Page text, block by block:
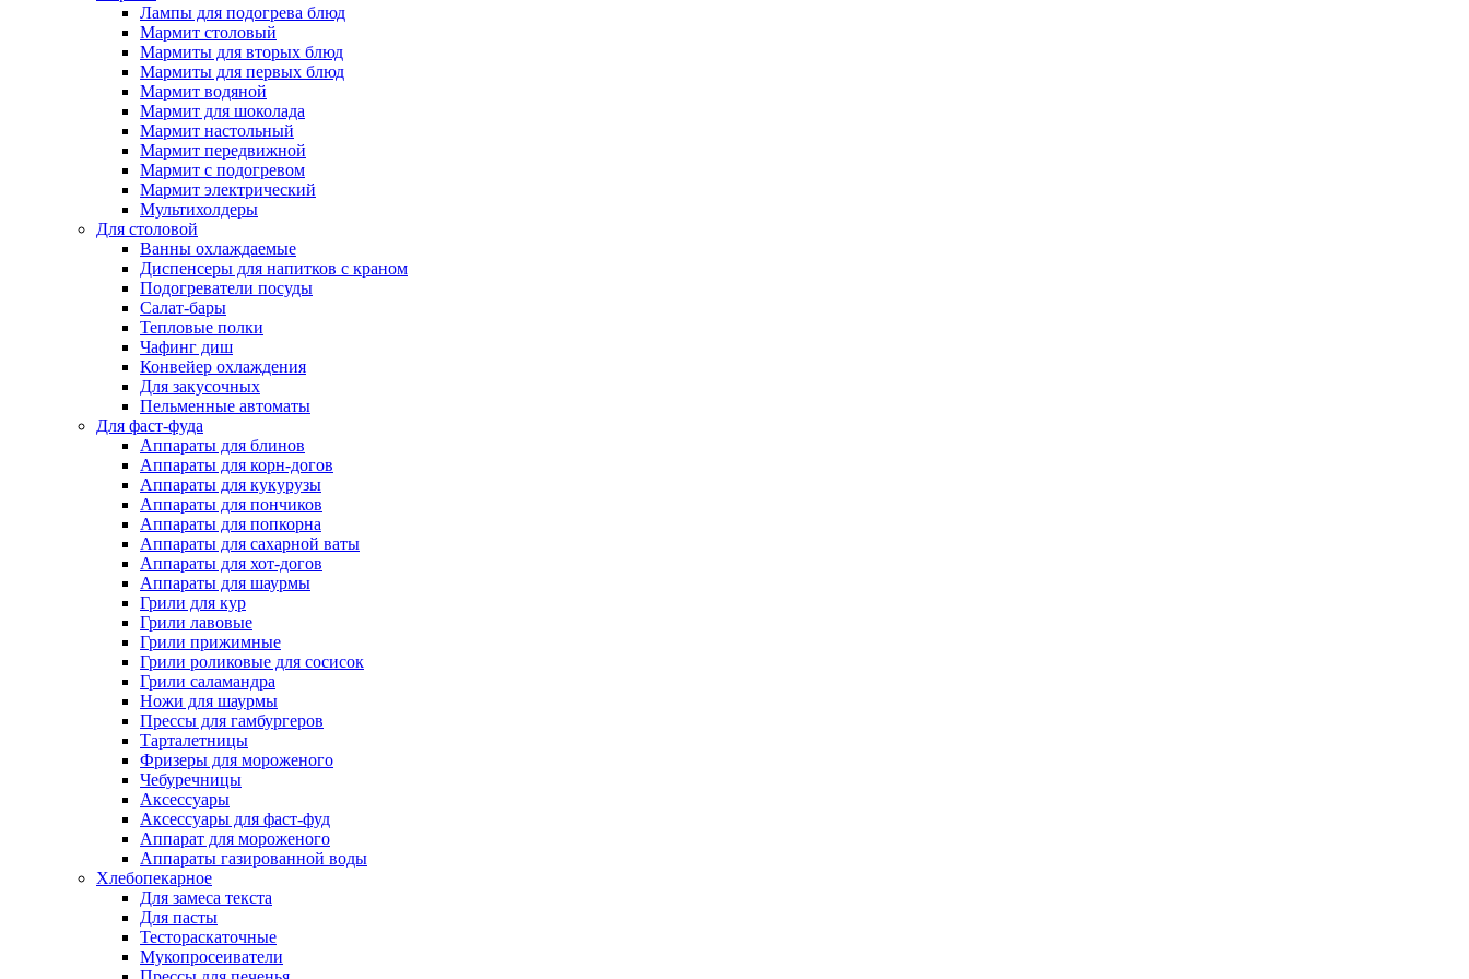
Лампы для подогрева блюд
Мармит столовый
Мармиты для вторых блюд
Мармиты для первых блюд
Мармит водяной
Мармит для шоколада
Мармит настольный
Мармит передвижной
Мармит с подогревом
Мармит электрический
Мультихолдеры
Для столовой
Ванны охлаждаемые
Диспенсеры для напитков с краном
Подогреватели посуды
Салат-бары
Тепловые полки
Чафинг диш
Конвейер охлаждения
Для закусочных
Пельменные автоматы
Для фаст-фуда
Аппараты для блинов
Аппараты для корн-догов
Аппараты для кукурузы
Аппараты для пончиков
Аппараты для попкорна
Аппараты для сахарной ваты
Аппараты для хот-догов
Аппараты для шаурмы
Грили для кур
Грили лавовые
Грили прижимные
Грили роликовые для сосисок
Грили саламандра
Ножи для шаурмы
Прессы для гамбургеров
Тарталетницы
Фризеры для мороженого
Чебуречницы
Аксессуары
Аксессуары для фаст-фуд
Аппарат для мороженого
Аппараты газированной воды
Хлебопекарное
Для замеса текста
Для пасты
Тестораскаточные
Мукопросеиватели